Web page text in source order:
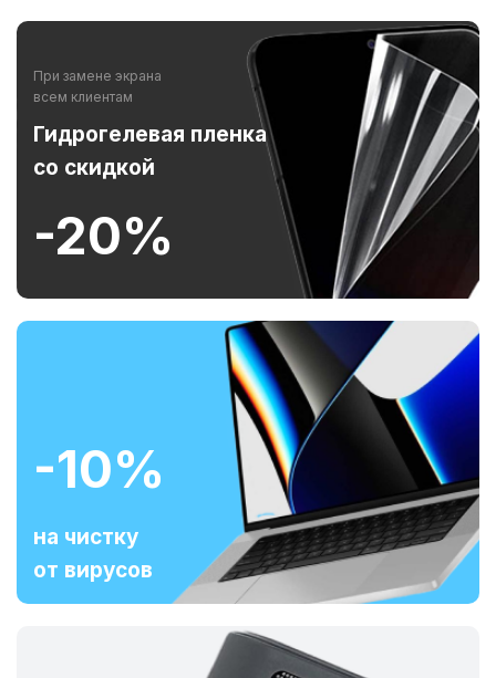
При замене экрана
всем клиентам
Гидрогелевая пленка
со скидкой
-20%
-10%
на чистку
от вирусов